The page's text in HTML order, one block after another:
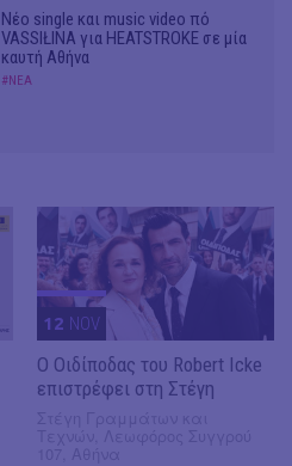
Νέο single και music video πό
VASSIŁINA για HEATSTROKE σε μία
καυτή Αθήνα
#ΝΕΑ
12 NOV
O Οιδίποδας του Robert Icke
επιστρέφει στη Στέγη